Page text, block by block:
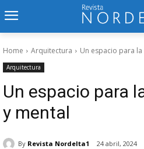
Home Arquitectura Un espacio para
Arquitectura
Un espacio para
y mental
By Revista Nordelta1 24 abril, 2024